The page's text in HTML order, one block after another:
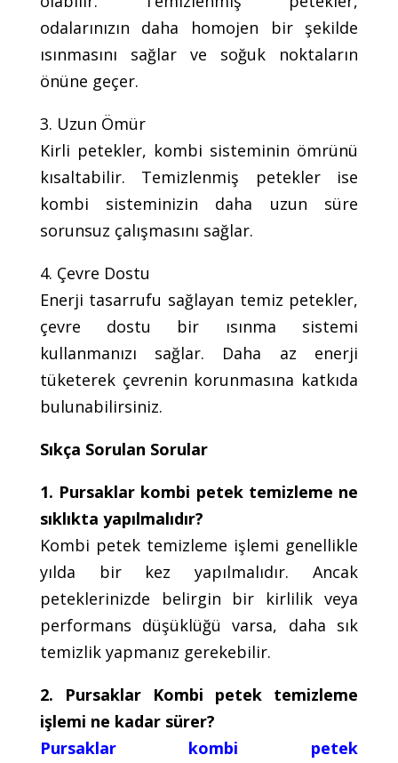
odalarınızın daha homojen bir şekilde
ısınmasını sağlar ve soğuk noktaların
önüne geçer.
3. Uzun Ömür
Kirli petekler, kombi sisteminin ömrünü
kısaltabilir. Temizlenmiş petekler ise
kombi sisteminizin daha uzun süre
sorunsuz çalışmasını sağlar.
4. Çevre Dostu
Enerji tasarrufu sağlayan temiz petekler,
çevre dostu bir ısınma sistemi
kullanmanızı sağlar. Daha az enerji
tüketerek çevrenin korunmasına katkıda
bulunabilirsiniz.
Sıkça Sorulan Sorular
1. Pursaklar kombi petek temizleme ne
sıklıkta yapılmalıdır?
Kombi petek temizleme işlemi genellikle
yılda bir kez yapılmalıdır. Ancak
peteklerinizde belirgin bir kirlilik veya
performans düşüklüğü varsa, daha sık
temizlik yapmanız gerekebilir.
2. Pursaklar Kombi petek temizleme
işlemi ne kadar sürer?
Pursaklar kombi petek